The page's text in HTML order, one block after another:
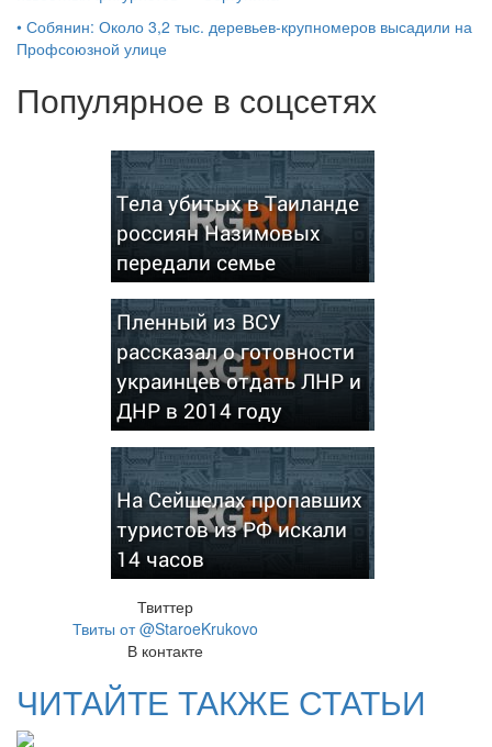
• Собянин: Около 3,2 тыс. деревьев-крупномеров высадили на
Профсоюзной улице
Популярное в соцсетях
Тела убитых в Таиланде
россиян Назимовых
передали семье
Пленный из ВСУ
рассказал о готовности
украинцев отдать ЛНР и
ДНР в 2014 году
На Сейшелах пропавших
туристов из РФ искали
14 часов
Твиттер
Твиты от @StaroeKrukovo
В контакте
ЧИТАЙТЕ ТАКЖЕ СТАТЬИ